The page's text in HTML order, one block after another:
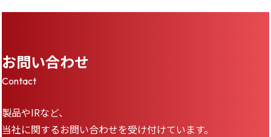
お問い合わせ
Contact
製品やIRなど、
当社に関するお問い合わせを受け付けています。